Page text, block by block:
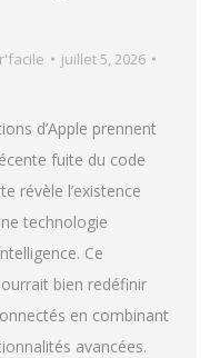
juillet 5, 2026
d’Apple prennent
fuite du code
révèle l’existence
technologie
Ce
bien redéfinir
en combinant
avancées.